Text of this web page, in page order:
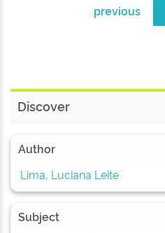
previous
Discover
Author
Lima, Luciana Leite
Subject